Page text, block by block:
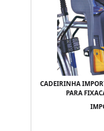
CADEIRINHA
PARA